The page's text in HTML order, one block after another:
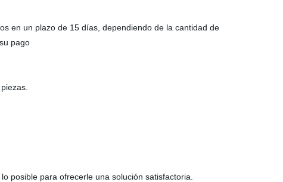
en un plazo de 15 días, dependiendo de la cantidad de
pago
posible para ofrecerle una solución satisfactoria.